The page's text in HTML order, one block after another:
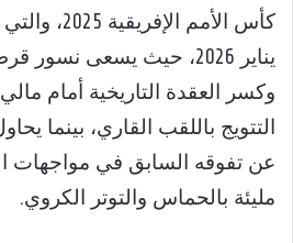
يناير 2026، حيث يسعى
وكسر العقدة التاريخية أمام
التتويج باللقب القاري، بينما
عن تفوقه السابق في مواجهات
مليئة بالحماس والتوتر الكروي.